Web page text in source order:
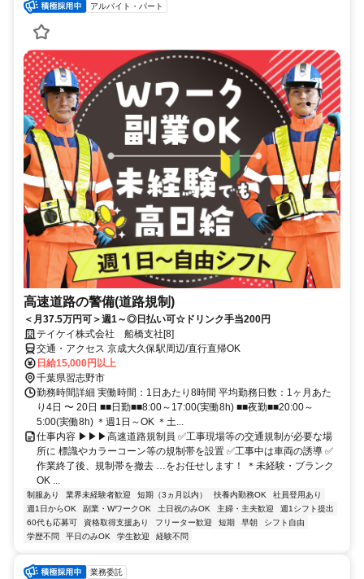
アルバイト・パート
高速道路の警備(道路規制)
＜月37.5万円可＞週1～◎日払い可☆ドリンク手当200円
テイケイ株式会社 船橋支社[8]
交通・アクセス 京成大久保駅周辺/直行直帰OK
日給15,000円以上
千葉県習志野市
勤務時間詳細 実働時間：1日あたり8時間 平均勤務日数：1ヶ月あた
り4日 〜 20日 ■■日勤■■8:00～17:00(実働8h) ■■夜勤■■20:00～
5:00(実働8h) ＊週1日～OK ＊土...
仕事内容 ▶▶▶高速道路規制員 ✅工事現場等の交通規制が必要な場
所に 標識やカラーコーン等の規制帯を設置 ✅工事中は車両の誘導 ✅
作業終了後、規制帯を撤去 …をお任せします！ ＊未経験・ブランク
OK ...
制服あり 業界未経験者歓迎 短期（3ヵ月以内） 扶養内勤務OK
社員登用あり
週1日からOK
副業・WワークOK 土日祝のみOK 主婦・主夫歓迎
週1シフト提出
60代も応募可
資格取得支援あり フリーター歓迎 短期 早朝
シフト自由
学歴不問
平日のみOK 学生歓迎 経験不問
業務委託